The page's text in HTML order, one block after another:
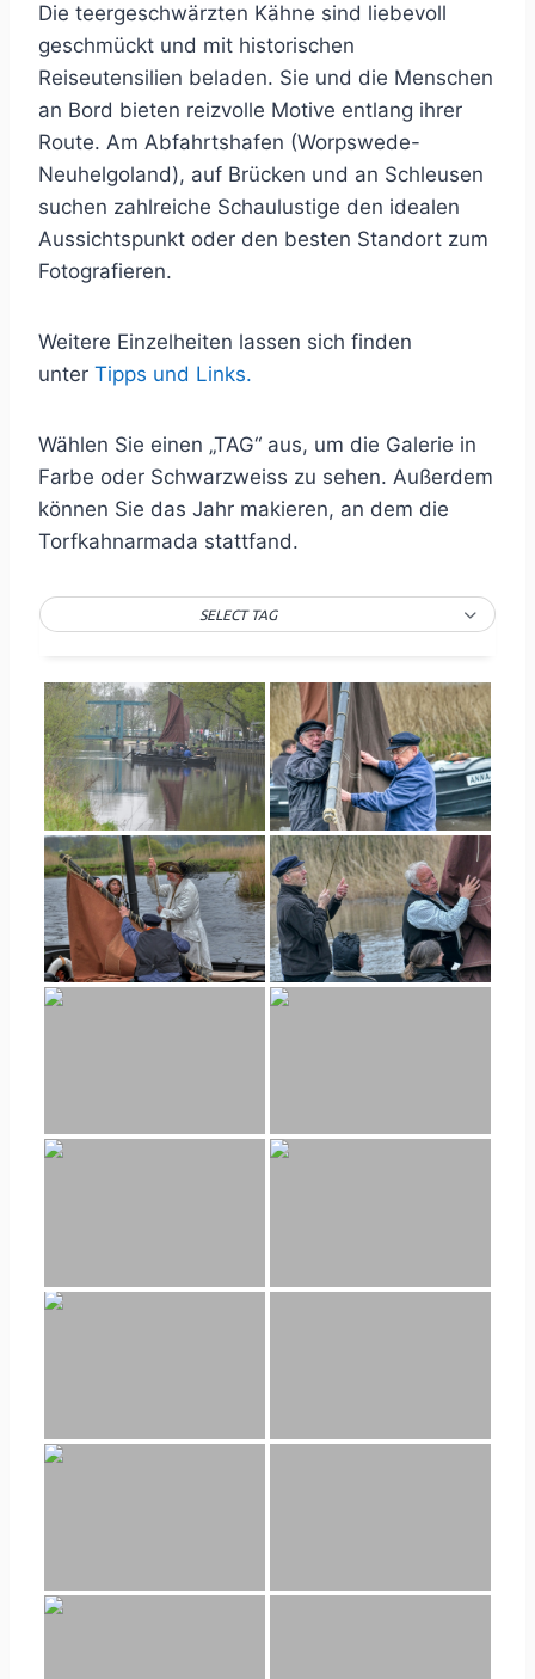
Die teergeschwärzten Kähne sind liebevoll
geschmückt und mit historischen
Reiseutensilien beladen. Sie und die Menschen
an Bord bieten reizvolle Motive entlang ihrer
Route. Am Abfahrtshafen (Worpswede-
Neuhelgoland), auf Brücken und an Schleusen
suchen zahlreiche Schaulustige den idealen
Aussichtspunkt oder den besten Standort zum
Fotografieren.
Weitere Einzelheiten lassen sich finden
unter Tipps und Links.
Wählen Sie einen „TAG“ aus, um die Galerie in
Farbe oder Schwarzweiss zu sehen. Außerdem
können Sie das Jahr makieren, an dem die
Torfkahnarmada stattfand.
SELECT TAG